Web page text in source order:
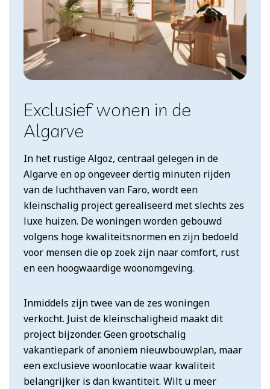
Exclusief wonen in de
Algarve
In het rustige Algoz, centraal gelegen in de
Algarve en op ongeveer dertig minuten rijden
van de luchthaven van Faro, wordt een
kleinschalig project gerealiseerd met slechts zes
luxe huizen. De woningen worden gebouwd
volgens hoge kwaliteitsnormen en zijn bedoeld
voor mensen die op zoek zijn naar comfort, rust
en een hoogwaardige woonomgeving.
Inmiddels zijn twee van de zes woningen
verkocht. Juist de kleinschaligheid maakt dit
project bijzonder. Geen grootschalig
vakantiepark of anoniem nieuwbouwplan, maar
een exclusieve woonlocatie waar kwaliteit
belangrijker is dan kwantiteit. Wilt u meer